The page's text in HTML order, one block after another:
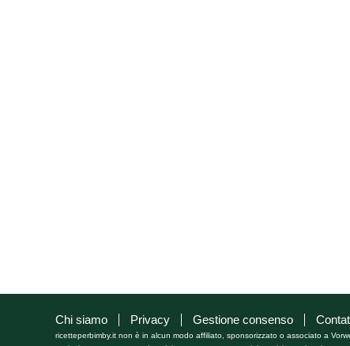
Chi siamo Privacy Gestione consenso
ricetteperbimby.it non è in alcun modo affiliato, sponsorizzato o associato a